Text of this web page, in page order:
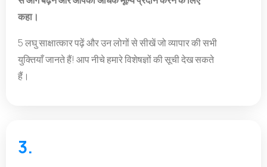
कहा।
5 लघु साक्षात्कार पढ़ें और उन लोगों से सीखें जो व्यापार की सभी
युक्तियाँ जानते हैं! आप नीचे हमारे विशेषज्ञों की सूची देख सकते
हैं।
3.